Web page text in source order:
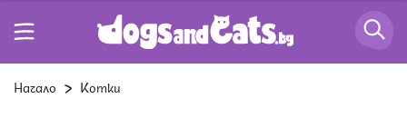
Начало Котки